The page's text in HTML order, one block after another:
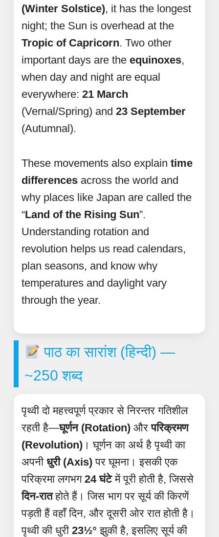
(Winter Solstice), it has the longest
night; the Sun is overhead at the
Tropic of Capricorn. Two other
important days are the equinoxes,
when day and night are equal
everywhere: 21 March
(Vernal/Spring) and 23 September
(Autumnal).
These movements also explain time
differences across the world and
why places like Japan are called the
“Land of the Rising Sun”.
Understanding rotation and
revolution helps us read calendars,
plan seasons, and know why
temperatures and daylight vary
through the year.
पाठ का सारांश (हिन्दी) —
~250 शब्द
पृथ्वी दो महत्त्वपूर्ण प्रकार से निरन्तर गतिशील
रहती है—घूर्णन (Rotation) औरपरिक्रमण
(Revolution) । घूर्णन का अर्थ है पृथ्वी का
अपनी धुरी (Axis) पर घूमना। इसकी एक
परिक्रमा लगभग 24 घंटेमें पूरी होती है, जिससे
दिन-रातहोते हैं। जिस भाग पर सूर्य की किरणें
पड़ती हैं वहाँ दिन, और दूसरी ओर रात होती है।
पृथ्वी की धुरी 23½° झुकी है, इसलिए सूर्य की